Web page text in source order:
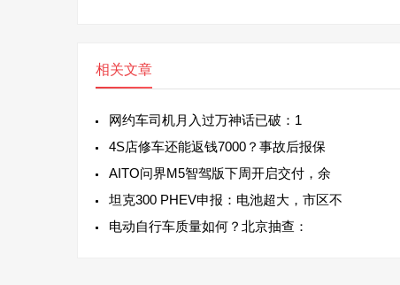
相关文章
网约车司机月入过万神话已破：1
4S店修车还能返钱7000？事故后报保
AITO问界M5智驾版下周开启交付，余
坦克300 PHEV申报：电池超大，市区不
电动自行车质量如何？北京抽查：